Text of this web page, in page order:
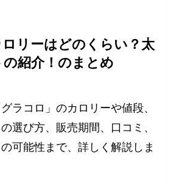
ロリーはどのくらい？太
紹介！のまとめ
ラコロ」のカロリーや値段、
選び方、販売期間、口コミ、
可能性まで、詳しく解説しま